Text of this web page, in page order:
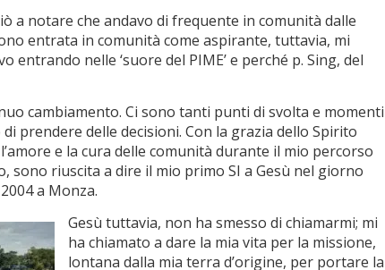
a notare che andavo di frequente in comunità dalle
entrata in comunità come aspirante, tuttavia, mi
entrando nelle ‘suore del PIME’ e perché p. Sing, del
cambiamento. Ci sono tanti punti di svolta e momenti
prendere delle decisioni. Con la grazia dello Spirito
e la cura delle comunità durante il mio percorso
sono riuscita a dire il mio primo SI a Gesù nel giorno
a Monza.
Gesù tuttavia, non ha smesso di chiamarmi; mi
ha chiamato a dare la mia vita per la missione,
lontana dalla mia terra d’origine, per portare la